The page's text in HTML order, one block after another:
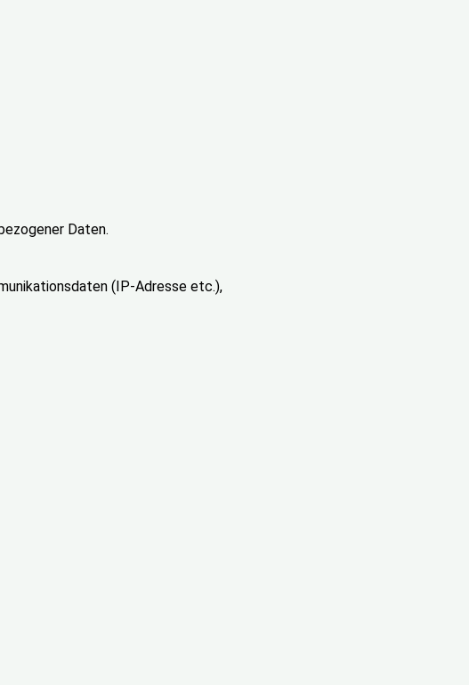
Daten.
(IP-Adresse etc.),